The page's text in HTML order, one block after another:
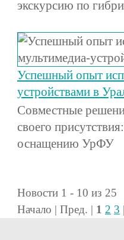
экскурсию по
Успешный опыт
устройствами в
Совместные
своего
оснащению УрФУ
Новости 1 - 10 из 25
Начало | Пред. | 1 2 3